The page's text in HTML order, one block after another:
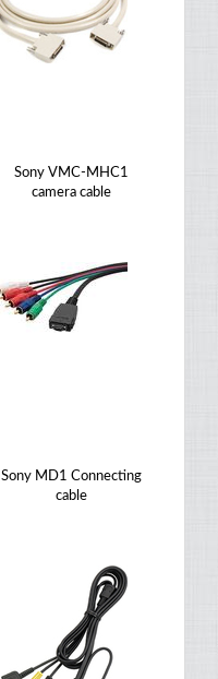
Sony VMC-MHC1
camera cable
Sony MD1 Connecting
cable